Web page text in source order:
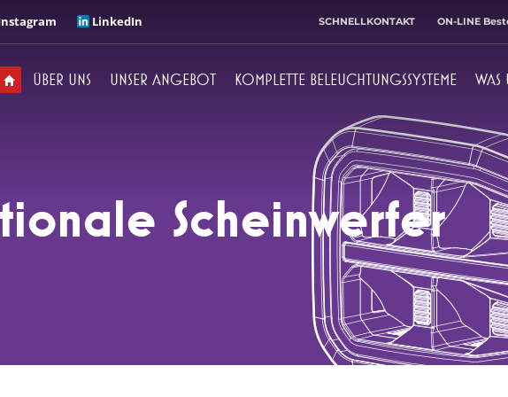
Sekretariat
SCHNELLKONTAKT ON-LINE
LinkedIn
ÜBER UNS UNSER ANGEBOT KOMPLETTE BELEUCHTUNGSSYSTEME WAS
Scheinwerfer